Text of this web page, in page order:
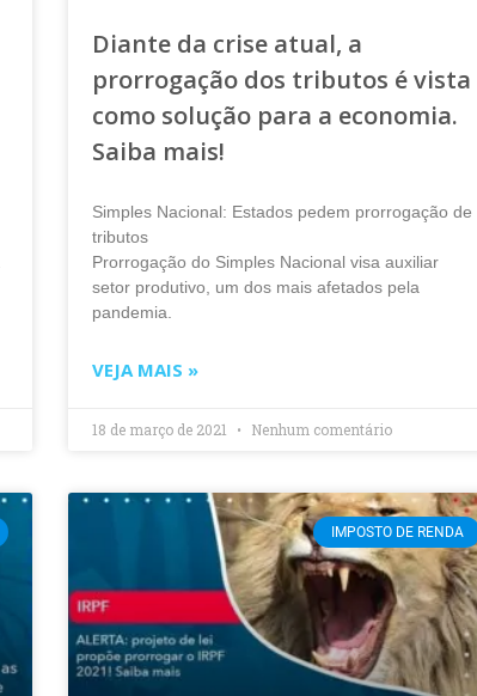
Diante da crise atual, a
prorrogação dos tributos é vista
como solução para a economia.
Saiba mais!
Simples Nacional: Estados pedem prorrogação de
tributos
Prorrogação do Simples Nacional visa auxiliar
setor produtivo, um dos mais afetados pela
pandemia.
VEJA MAIS »
18 de março de 2021 Nenhum comentário
IMPOSTO DE RENDA